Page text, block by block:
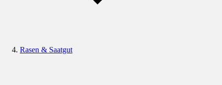
Rasen & Saatgut